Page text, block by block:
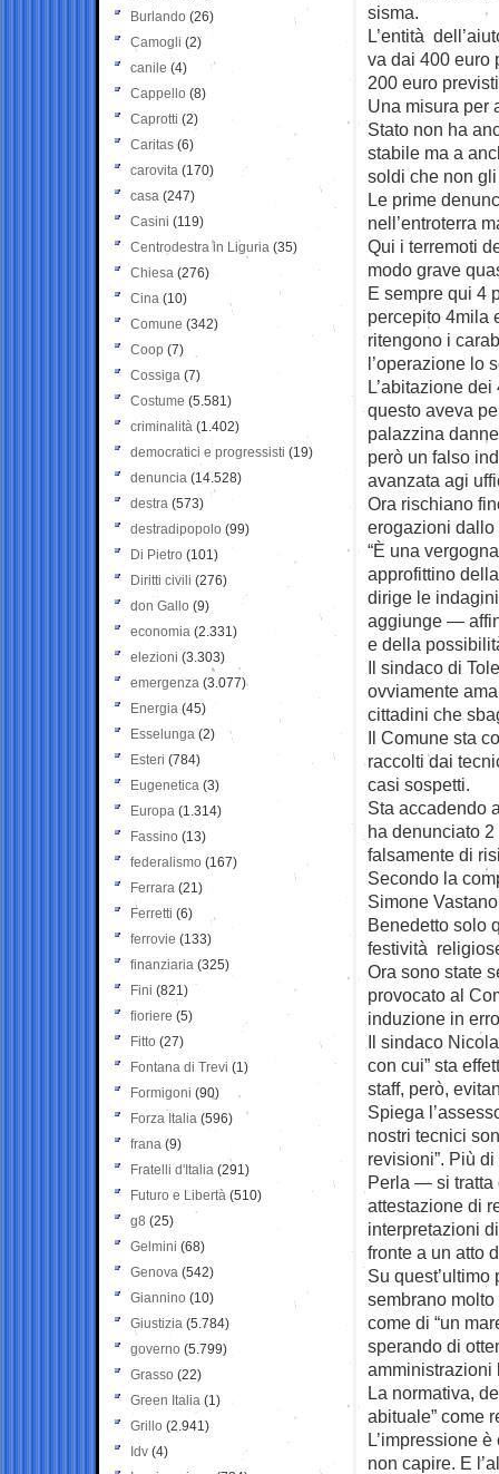
sisma.
L’entità
va dai 400 euro
200 euro
Una misura per
Stato non ha
stabile ma a
soldi che non
Le prime
nell’entroterra
Qui i terremoti
modo grave
E sempre qui 4
percepito 4mila
ritengono i
l’operazione lo
L’abitazione
questo aveva
palazzina
però un falso
avanzata agi
Ora rischiano
erogazioni dallo
“È una
approfittino
dirige le
aggiunge —
e della
Il sindaco di
ovviamente
cittadini che
Il Comune sta
raccolti dai
casi sospetti.
Sta accadendo
ha denunciato
falsamente di
Secondo la
Simone
Benedetto solo
festività
Ora sono state
provocato al
induzione in
Il sindaco
con cui” sta
staff, però,
Spiega
nostri tecnici
revisioni”. Più
Perla — si tratta
attestazione di
interpretazioni
fronte a un atto
Su
sembrano
come di “un
sperando di
amministrazioni
La normativa,
abituale” come
L’impressione
non capire. E
Burlando (26)
Camogli (2)
canile (4)
Cappello (8)
Caprotti (2)
Caritas (6)
carovita (170)
casa (247)
Casini (119)
Centrodestra in Liguria (35)
Chiesa (276)
Cina (10)
Comune (342)
Coop (7)
Cossiga (7)
Costume (5.581)
criminalità (1.402)
democratici e progressisti (19)
denuncia (14.528)
destra (573)
destradipopolo (99)
Di Pietro (101)
Diritti civili (276)
don Gallo (9)
economia (2.331)
elezioni (3.303)
emergenza (3.077)
Energia (45)
Esselunga (2)
Esteri (784)
Eugenetica (3)
Europa (1.314)
Fassino (13)
federalismo (167)
Ferrara (21)
Ferretti (6)
ferrovie (133)
finanziaria (325)
Fini (821)
fioriere (5)
Fitto (27)
Fontana di Trevi (1)
Formigoni (90)
Forza Italia (596)
frana (9)
Fratelli d'Italia (291)
Futuro e Libertà (510)
g8 (25)
Gelmini (68)
Genova (542)
Giannino (10)
Giustizia (5.784)
governo (5.799)
Grasso (22)
Green Italia (1)
Grillo (2.941)
Idv (4)